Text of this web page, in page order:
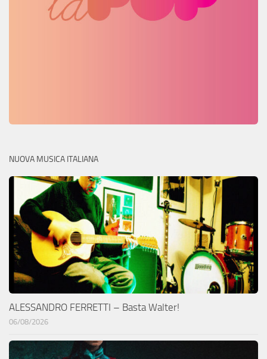
NUOVA MUSICA ITALIANA
ALESSANDRO FERRETTI – Basta Walter!
06/08/2026